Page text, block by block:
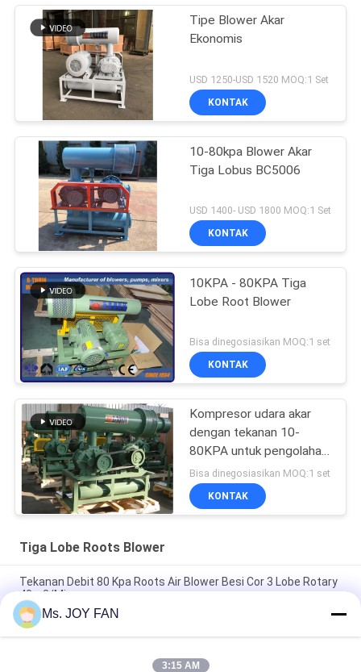
Tipe Blower Akar
Ekonomis
USD 1250-USD 1520 MOQ:1 Set
KONTAK
10-80kpa Blower Akar
Tiga Lobus BC5006
USD 1400- USD 1800 MOQ:1 Set
KONTAK
10KPA - 80KPA Tiga
Lobe Root Blower
Bisa dinegosiasikan MOQ:1 set
KONTAK
Kompresor udara akar
dengan tekanan 10-
80KPA untuk pengolahan
air limbah
Bisa dinegosiasikan MOQ:1 set
KONTAK
Tiga Lobe Roots Blower
Tekanan Debit 80 Kpa Roots Air Blower Besi Cor 3 Lobe Rotary
40m3/Min
10" 80kpa 71.52m3/Min 132kw Cast Iron Tiga Lobe Roots
Blower
Ms. JOY FAN
3:15 AM